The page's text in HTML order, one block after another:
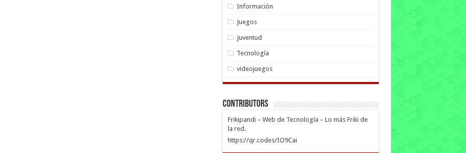
Información
Juegos
Juventud
Tecnología
videojuegos
Contributors
Frikipandi – Web de Tecnología – Lo más Friki de
la red.
https://qr.codes/IO9Cai